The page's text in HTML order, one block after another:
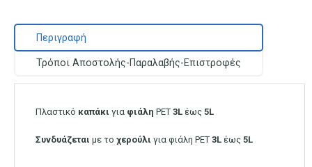
Περιγραφή
Τρόποι Αποστολής-Παραλαβής-Επιστροφές
Πλαστικό καπάκι για φιάλη PET 3L έως 5L
Συνδυάζεται με το χερούλι για φιάλη PET 3L έως 5L